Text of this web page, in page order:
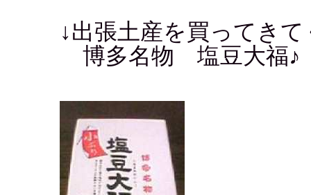
↓出張土産を買ってき
博多名物 塩豆大福♪